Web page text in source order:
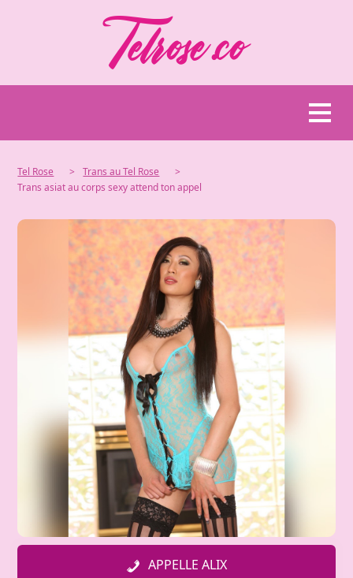
Tel Rose > Trans au Tel Rose
>
Trans asiat au corps sexy attend ton appel
APPELLE ALIX